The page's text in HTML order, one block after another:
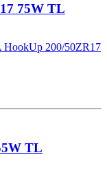
75W TL
TL